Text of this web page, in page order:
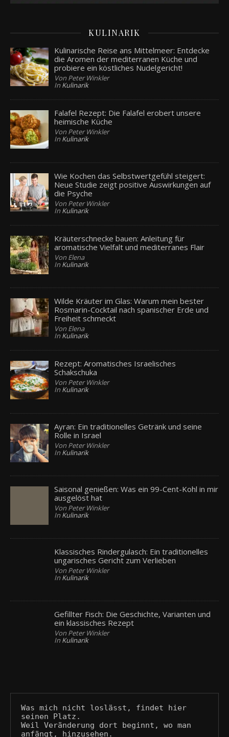
KULINARIK
Kulinarische Reise ans Mittelmeer: Entdecke
die Aromen der mediterranen Küche und
probiere ein köstliches Nudelgericht!
Von Peter Winkler
In Kulinarik
Falafel Rezept: Die Falafel erobert unsere
heimische Küche
Von Peter Winkler
In Kulinarik
Wie Kochen das Selbstwertgefühl steigert:
Neue Studie zeigt positive Auswirkungen auf
die Psyche
Von Peter Winkler
In Kulinarik
Kräuterschnecke bauen: Anleitung für
aromatische Vielfalt und mediterranes Flair
Von Elena
In Kulinarik
Wilde Kräuter im Glas: Warum mein bester
Rosmarin-Cocktail nach spanischer Erde und
Freiheit schmeckt
Von Elena
In Kulinarik
Rezept: Aromatisches Israelisches
Schakschuka
Von Peter Winkler
In Kulinarik
Ayran: Ein traditionelles Getränk und seine
Rolle in Israel
Von Peter Winkler
In Kulinarik
Saisonal genießen: Was ein 99-Cent-Kohl in mir
ausgelöst hat
Von Peter Winkler
In Kulinarik
Klassisches Rindergulasch: Ein traditionelles
ungarisches Gericht zum Verlieben
Von Peter Winkler
In Kulinarik
Gefillter Fisch: Die Geschichte, Varianten und
ein klassisches Rezept
Von Peter Winkler
In Kulinarik
Was mich nicht loslässt, findet hier
seinen Platz.
Weil Veränderung dort beginnt, wo man
anfängt, hinzusehen.